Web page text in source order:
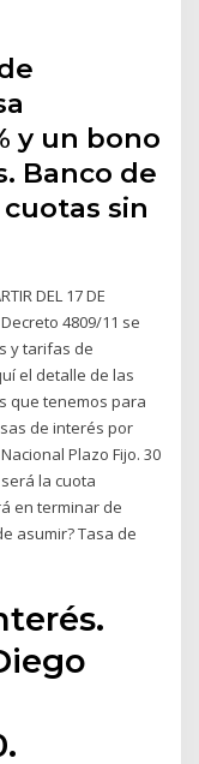
y un bono
Banco de
sin
DEL 17 DE
4809/11 se
y tarifas de
el detalle de las
que tenemos para
de interés por
Plazo Fijo. 30
será la cuota
en terminar de
asumir? Tasa de